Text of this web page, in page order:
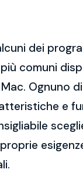
dei
comuni
Ognuno
e